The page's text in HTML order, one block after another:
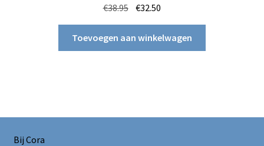
€38.95 Oorspronkelijke
was:
€38.95.
€32.50
is:
€32.50.
Toevoegen aan winkelwagen
Bij Cora